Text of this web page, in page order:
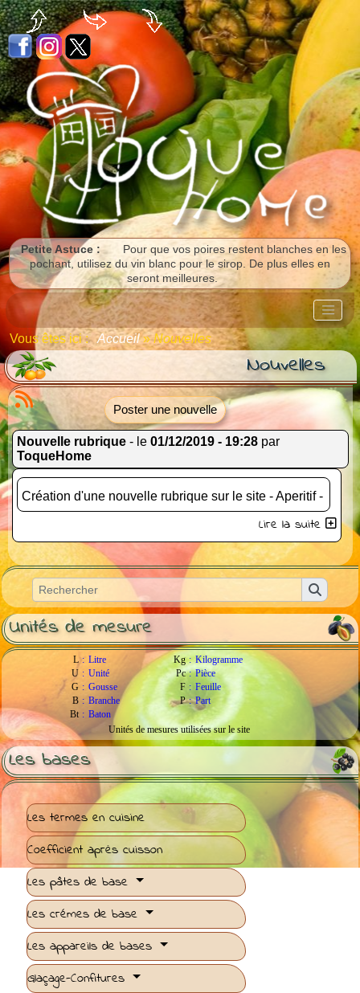
Petite Astuce :
Pour que vos poires restent blanches en les
pochant, utilisez du vin blanc pour le sirop. De plus elles en
seront meilleures.
Vous êtes ici :Accueil»Nouvelles
Unités de mesure
L : Litre Kg : Kilogramme
U : Unité Pc : Pièce
G : Gousse F : Feuille
B : Branche P : Part
Bt : Baton
Unités de mesures utilisées sur le site
Les bases
Les termes en cuisine
Coefficient après cuisson
Les pâtes de base
Les crémes de base
Les appareils de bases
Glaçage-Confitures
Nouvelles
Poster une nouvelle
Nouvelle rubrique - le 01/12/2019 - 19:28par
ToqueHome
Création d'une nouvelle rubrique sur le site - Aperitif -
Lire la suite
Panneau de gestion des cookies